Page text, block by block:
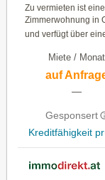
Zu vermieten ist
Zimmerwohnung in
und verfügt über
Miete / Monat
auf
—
Gesponsert
Kreditfähigkeit